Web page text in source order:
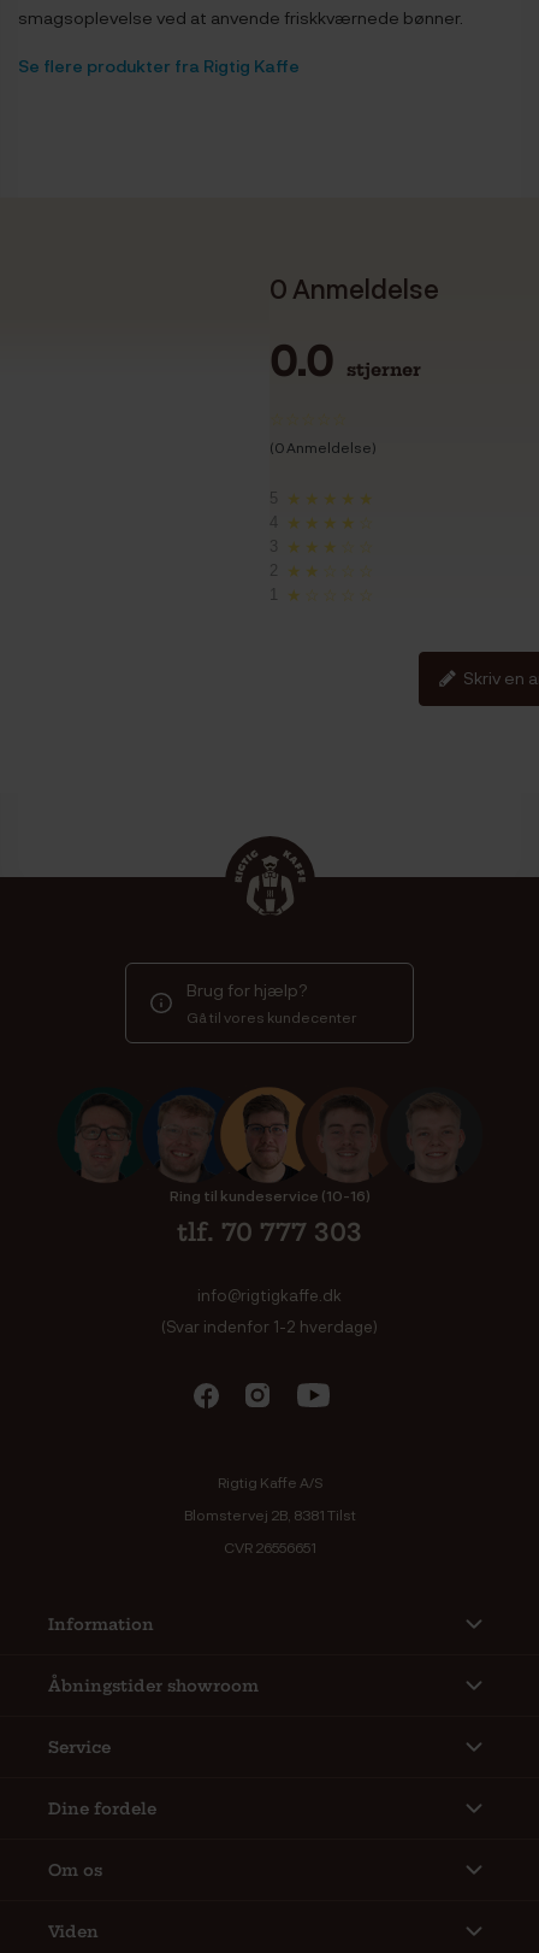
smagsoplevelse ved at anvende friskkværnede bønner.
Se flere produkter fra Rigtig Kaffe
0 Anmeldelse
0.0 stjerner
(0 Anmeldelse)
5 ★★★★★
4 ★★★★☆
3 ★★★☆☆
2 ★★☆☆☆
1 ★☆☆☆☆
Skriv en
Brug for hjælp?
Gå til vores kundecenter
Ring til kundeservice (10-16)
tlf. 70 777 303
info@rigtigkaffe.dk
(Svar indenfor 1-2 hverdage)
Rigtig Kaffe A/S
Blomstervej 2B, 8381 Tilst
CVR 26556651
Information
Åbningstider showroom
Service
Dine fordele
Om os
Viden